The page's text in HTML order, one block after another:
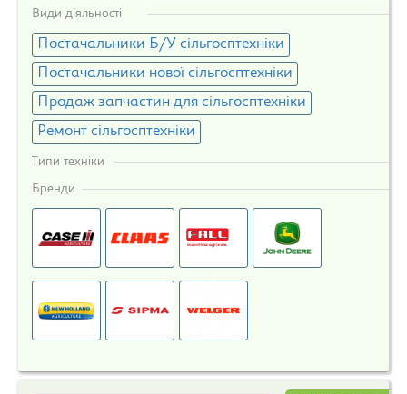
Види діяльності
Постачальники Б/У сільгосптехніки
Постачальники нової сільгосптехніки
Продаж запчастин для сільгосптехніки
Ремонт сільгосптехніки
Типи техніки
Бренди